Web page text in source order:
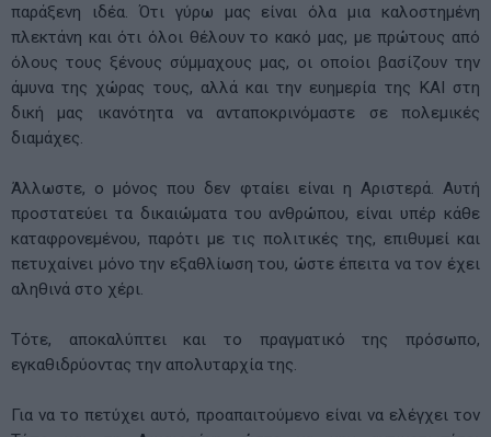
παράξενη ιδέα. Ότι γύρω μας είναι όλα μια καλοστημένη
πλεκτάνη και ότι όλοι θέλουν το κακό μας, με πρώτους από
όλους τους ξένους σύμμαχους μας, οι οποίοι βασίζουν την
άμυνα της χώρας τους, αλλά και την ευημερία της ΚΑΙ στη
δική μας ικανότητα να ανταποκρινόμαστε σε πολεμικές
διαμάχες.
Άλλωστε, ο μόνος που δεν φταίει είναι η Αριστερά. Αυτή
προστατεύει τα δικαιώματα του ανθρώπου, είναι υπέρ κάθε
καταφρονεμένου, παρότι με τις πολιτικές της, επιθυμεί και
πετυχαίνει μόνο την εξαθλίωση του, ώστε έπειτα να τον έχει
αληθινά στο χέρι.
Τότε, αποκαλύπτει και το πραγματικό της πρόσωπο,
εγκαθιδρύοντας την απολυταρχία της.
Για να το πετύχει αυτό, προαπαιτούμενο είναι να ελέγχει τον